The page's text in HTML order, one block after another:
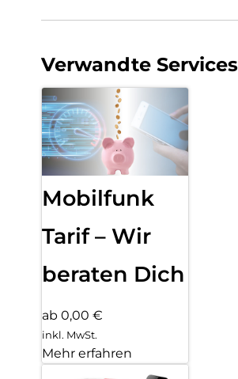
Verwandte Services
Mobilfunk
Tarif – Wir
beraten Dich
ab 0,00 €
inkl. MwSt.
Mehr erfahren